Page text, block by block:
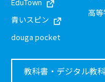
青いスピン
douga pocket
高
教科書・デジタル教